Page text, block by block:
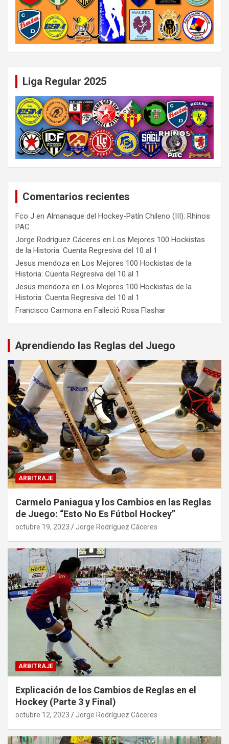
Liga Regular 2025
Comentarios recientes
Fco J en Almanaque del Hockey-Patín Chileno (III): Rhinos
PAC
Jorge Rodríguez Cáceres en Los Mejores 100 Hockistas
de la Historia: Cuenta Regresiva del 10 al 1
Jesus mendoza en Los Mejores 100 Hockistas de la
Historia: Cuenta Regresiva del 10 al 1
Jesus mendoza en Los Mejores 100 Hockistas de la
Historia: Cuenta Regresiva del 10 al 1
Francisco Carmona en Falleció Rosa Flashar
Aprendiendo las Reglas del Juego
ARBITRAJE
Carmelo Paniagua y los Cambios en las Reglas
de Juego: “Esto No Es Fútbol Hockey”
octubre 19, 2023 Jorge Rodríguez Cáceres
ARBITRAJE
Explicación de los Cambios de Reglas en el
Hockey (Parte 3 y Final)
octubre 12, 2023 Jorge Rodríguez Cáceres